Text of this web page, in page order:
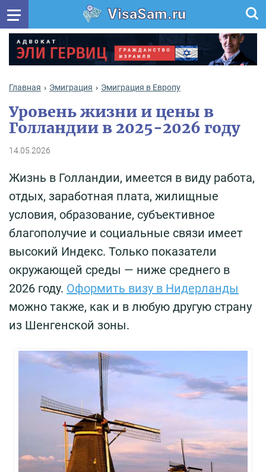
VisaSam.ru
Главная Эмиграция Эмиграция в Европу
Уровень жизни и цены в
Голландии в 2025-2026 году
14.05.2026
Жизнь в Голландии, имеется в виду работа,
отдых, заработная плата, жилищные
условия, образование, субъективное
благополучие и социальные связи имеет
высокий Индекс. Только показатели
окружающей среды — ниже среднего в
2026 году. Оформить визу в Нидерланды
можно также, как и в любую другую страну
из Шенгенской зоны.